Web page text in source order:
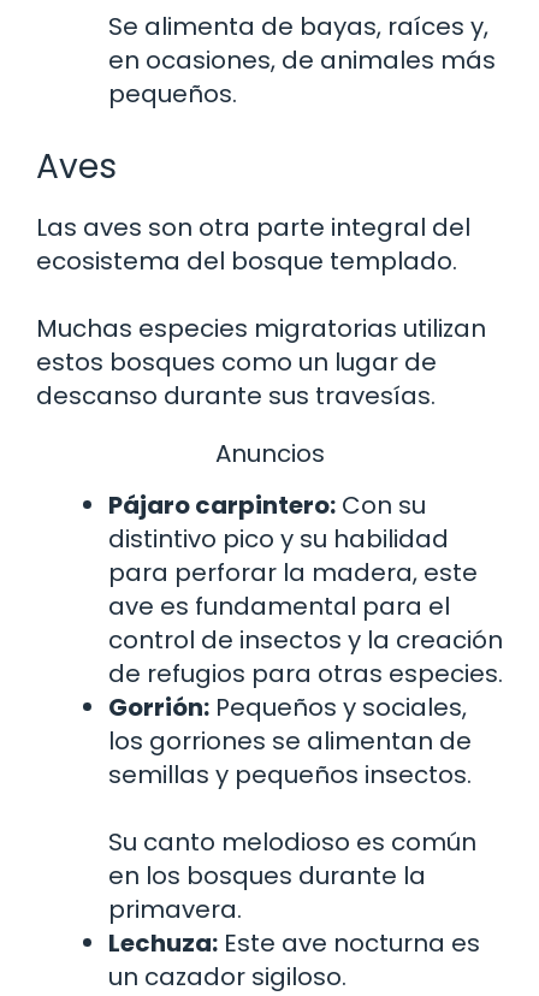
Se alimenta de bayas, raíces y,
en ocasiones, de animales más
pequeños.
Aves
Las aves son otra parte integral del
ecosistema del bosque templado.
Muchas especies migratorias utilizan
estos bosques como un lugar de
descanso durante sus travesías.
Anuncios
Pájaro carpintero: Con su
distintivo pico y su habilidad
para perforar la madera, este
ave es fundamental para el
control de insectos y la creación
de refugios para otras especies.
Gorrión: Pequeños y sociales,
los gorriones se alimentan de
semillas y pequeños insectos.
Su canto melodioso es común
en los bosques durante la
primavera.
Lechuza: Este ave nocturna es
un cazador sigiloso.